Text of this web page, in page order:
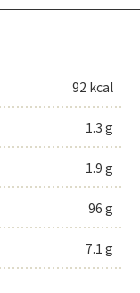
92 kcal
1.3 g
1.9 g
96 g
7.1 g